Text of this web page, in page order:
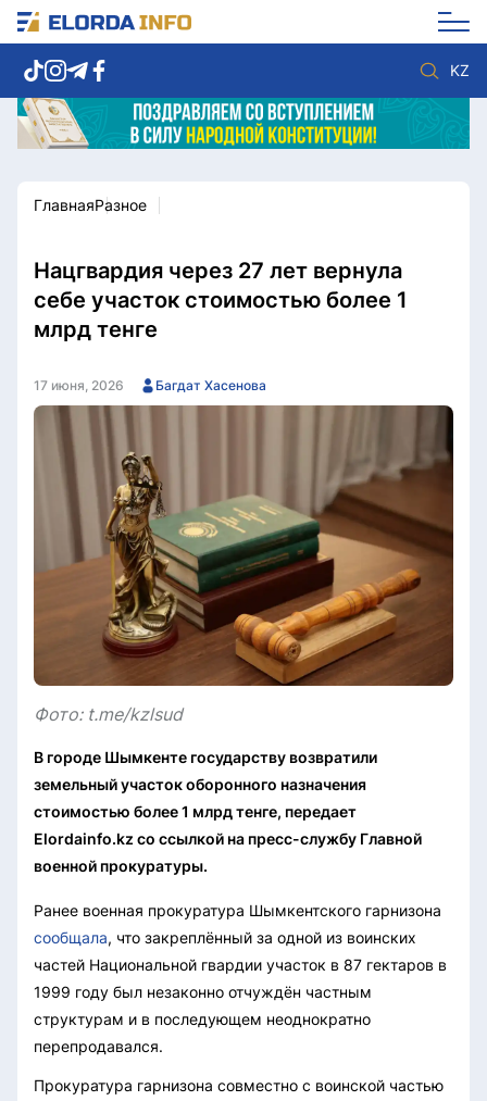
KZ
Новости столицы
Спорт
Культура
Разное
Видео
Мир
Послание
ГлавнаяРазное
Нацгвардия через 27 лет вернула
себе участок стоимостью более 1
млрд тенге
17 июня, 2026 Багдат Хасенова
Фото: t.me/kzlsud
В городе Шымкенте государству возвратили
земельный участок оборонного назначения
стоимостью более 1 млрд тенге, передает
Elordainfo.kz со ссылкой на пресс-службу Главной
военной прокуратуры.
Ранее военная прокуратура Шымкентского гарнизона
сообщала, что закреплённый за одной из воинских
частей Национальной гвардии участок в 87 гектаров в
1999 году был незаконно отчуждён частным
структурам и в последующем неоднократно
перепродавался.
Прокуратура гарнизона совместно с воинской частью